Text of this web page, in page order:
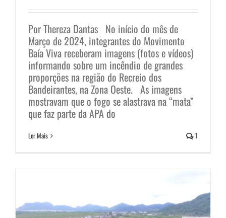
Por Thereza Dantas No início do mês de
Março de 2024, integrantes do Movimento
Baía Viva receberam imagens (fotos e vídeos)
informando sobre um incêndio de grandes
proporções na região do Recreio dos
Bandeirantes, na Zona Oeste. As imagens
mostravam que o fogo se alastrava na “mata”
que faz parte da APA do
Ler Mais 1
Revis Campos de Sernambetiba:
visto de cima é muito pior!